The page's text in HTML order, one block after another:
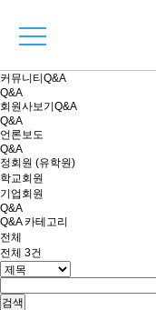
커뮤니티 Q&A
Q&A
회원사보기 Q&A
Q&A
언론보도
Q&A
정회원 (유학원)
학교회원
기업회원
Q&A
Q&A 카테고리
전체
전체 3건
검색